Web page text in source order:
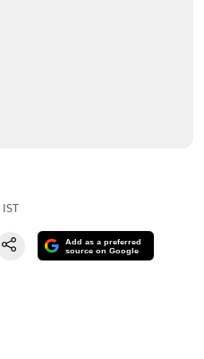
IST
Add as a preferred
source on Google